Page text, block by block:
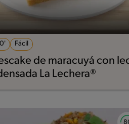
Fácil
de maracuyá con
La Lechera®